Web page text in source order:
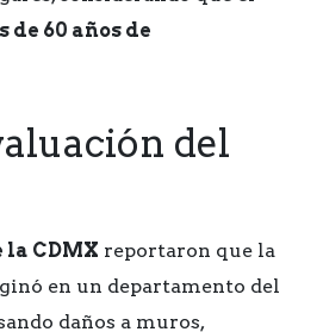
de 60 años de
del
la CDMX reportaron que la
en un departamento del
daños a muros,